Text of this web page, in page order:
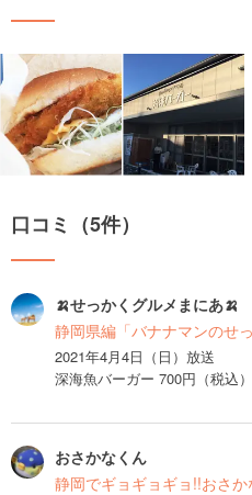
口コミ（5件）
🍌せっかくグルメまにあ🍌
静岡県編「バナナマンのせ
2021年4月4日（日）放送
深海魚バーガー 700円（税込）
おさかなくん
静岡でギョギョギョ!!おさ